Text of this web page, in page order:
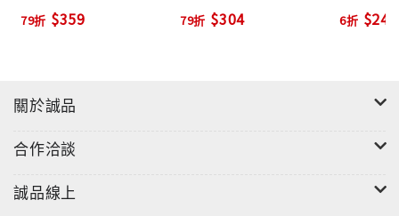
79折 $359 79折 $304 6折 $240
關於誠品
合作洽談
誠品線上